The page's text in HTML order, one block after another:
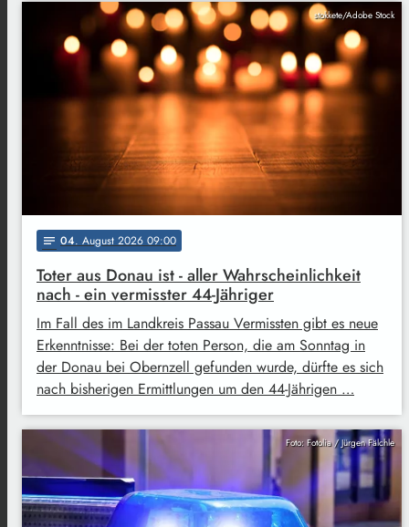
stokkete/Adobe Stock
notes 04. August 2026 09:00
Toter aus Donau ist - aller Wahrscheinlichkeit
nach - ein vermisster 44-Jähriger
Im Fall des im Landkreis Passau Vermissten gibt es neue
Erkenntnisse: Bei der toten Person, die am Sonntag in
der Donau bei Obernzell gefunden wurde, dürfte es sich
nach bisherigen Ermittlungen um den 44-Jährigen …
Foto: Fotolia / Jürgen Fälchle